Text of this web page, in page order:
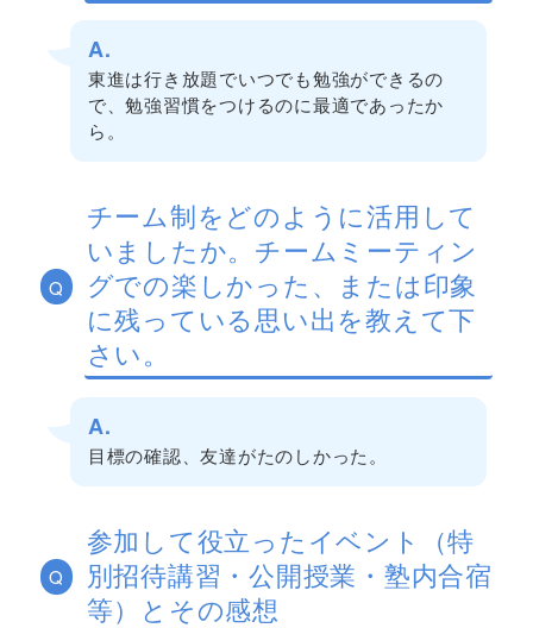
A.
東進は行き放題でいつでも勉強ができるの
で、勉強習慣をつけるのに最適であったか
ら。
Q
チーム制をどのように活用して
いましたか。チームミーティン
グでの楽しかった、または印象
に残っている思い出を教えて下
さい。
A.
目標の確認、友達がたのしかった。
Q
参加して役立ったイベント（特
別招待講習・公開授業・塾内合宿
等）とその感想